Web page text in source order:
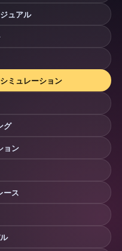
ュアル
ミュレーション
グ
ョン
ース